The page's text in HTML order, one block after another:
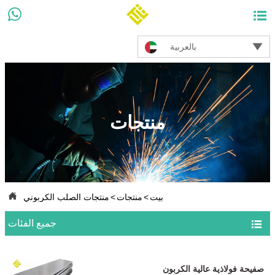
 
بالعربية 
منتجات
 بيت>منتجات>منتجات الصلب الكربوني
جميع الفئات 
صفيحة فولاذية عالية الكربون